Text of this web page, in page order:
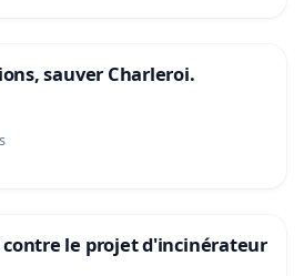
sauver Charleroi.
contre le projet d'incinérateur